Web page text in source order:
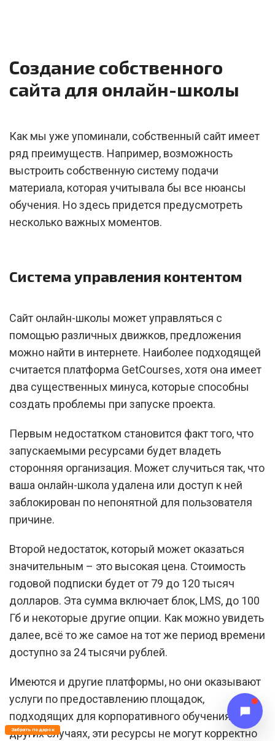
Создание собственного
сайта для онлайн-школы
Как мы уже упоминали, собственный сайт имеет
ряд преимуществ. Например, возможность
выстроить собственную систему подачи
материала, которая учитывала бы все нюансы
обучения. Но здесь придется предусмотреть
несколько важных моментов.
Система управления контентом
Сайт онлайн-школы может управляться с
помощью различных движков, предложения
можно найти в интернете. Наиболее подходящей
считается платформа GetCourses, хотя она имеет
два существенных минуса, которые способны
создать проблемы при запуске проекта.
Первым недостатком становится факт того, что
запускаемыми ресурсами будет владеть
сторонняя организация. Может случиться так, что
ваша онлайн-школа удалена или доступ к ней
заблокирован по непонятной для пользователя
причине.
Второй недостаток, который может оказаться
значительным – это высокая цена. Стоимость
годовой подписки будет от 79 до 120 тысяч
долларов. Эта сумма включает блок, LMS, до 100
Гб и некоторые другие опции. Как можно увидеть
далее, всё то же самое на тот же период времени
доступно за 24 тысячи рублей.
Имеются и другие платформы, но они оказывают
услуги по предоставлению площадок,
подходящих для корпоративного обучения. В
других случаях, эти ресурсы не могут корректно
Забрать подарок